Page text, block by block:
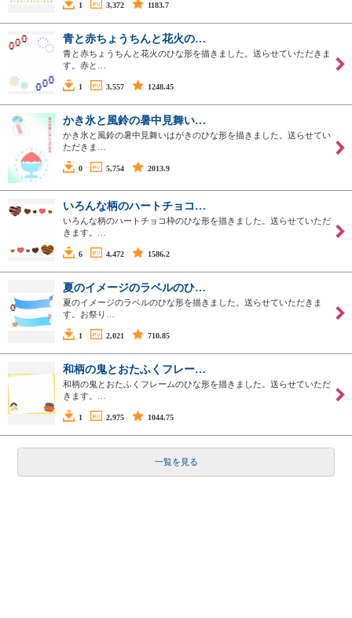
1 3,372 1183.7
青と赤ちょうちんと花火の…
青と赤ちょうちんと花火のひな形を描きました。送らせていただきま
す。赤と…
1 3,557 1248.45
かき氷と風鈴の暑中見舞い…
かき氷と風鈴の暑中見舞いはがきのひな形を描きました。送らせてい
ただきま…
0 5,754 2013.9
いろんな柄のハートチョコ…
いろんな柄のハートチョコ枠のひな形を描きました。送らせていただ
きます。…
6 4,472 1586.2
夏のイメージのラベルのひ…
夏のイメージのラベルのひな形を描きました。送らせていただきま
す。お祭り…
1 2,021 710.85
和柄の鬼とおたふくフレー…
和柄の鬼とおたふくフレームのひな形を描きました。送らせていただ
きます。…
1 2,975 1044.75
一覧を見る